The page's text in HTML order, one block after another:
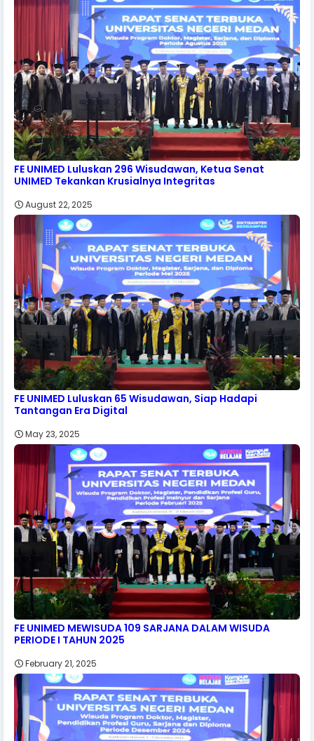
FE UNIMED Luluskan 296 Wisudawan, Ketua Senat
UNIMED Tekankan Krusialnya Integritas
August 22, 2025
FE UNIMED Luluskan 65 Wisudawan, Siap Hadapi
Tantangan Era Digital
May 23, 2025
FE UNIMED MEWISUDA 109 SARJANA DALAM WISUDA
PERIODE I TAHUN 2025
February 21, 2025